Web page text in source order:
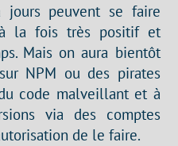
jours peuvent se faire
à la fois très positif et
Mais on aura bientôt
NPM ou des pirates
code malveillant et à
via des comptes
de le faire.